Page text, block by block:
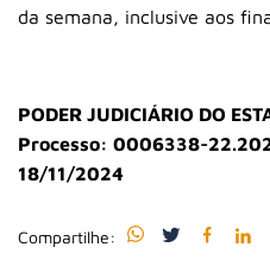
da semana, inclusive aos
PODER JUDICIÁRIO DO
Processo: 0006338-
18/11/2024
Compartilhe: